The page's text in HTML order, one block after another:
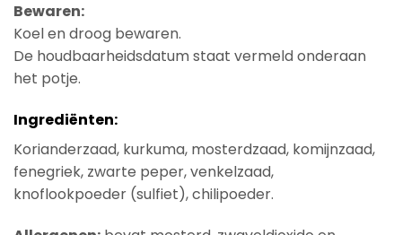
Bewaren:
Koel en droog bewaren.
De houdbaarheidsdatum staat vermeld onderaan
het potje.
Ingrediënten:
Korianderzaad, kurkuma, mosterdzaad, komijnzaad,
fenegriek, zwarte peper, venkelzaad,
knoflookpoeder (sulfiet), chilipoeder.